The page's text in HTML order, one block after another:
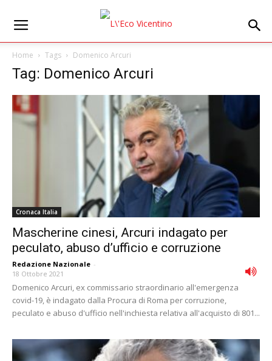
Home Tags Domenico Arcuri
Tag: Domenico Arcuri
Cronaca Italia
Mascherine cinesi, Arcuri indagato per
peculato, abuso d’ufficio e corruzione
Redazione Nazionale -
18 Ottobre 2021
Domenico Arcuri, ex commissario straordinario all'emergenza
covid-19, è indagato dalla Procura di Roma per corruzione,
peculato e abuso d'ufficio nell'inchiesta relativa all'acquisto di 801...